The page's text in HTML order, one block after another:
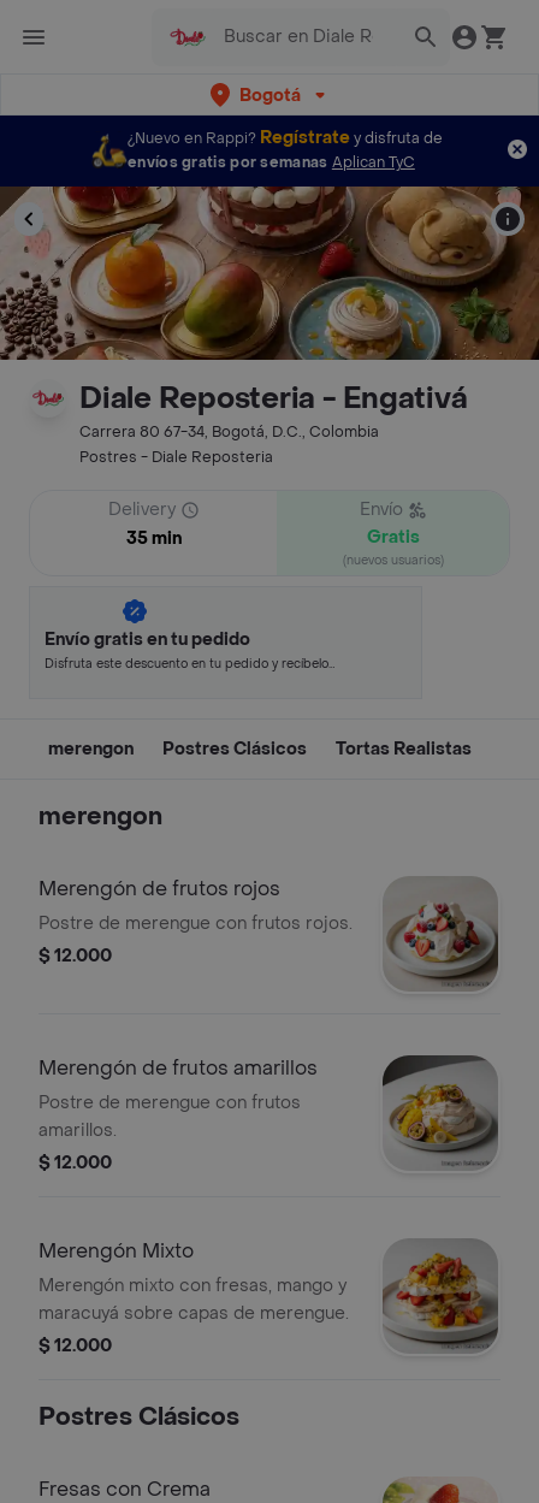
Bogotá
¿Nuevo en Rappi? Regístratey disfruta de
envíos gratis por semanas Aplican TyC
Diale Reposteria - Engativá
Carrera 80 67-34, Bogotá, D.C., Colombia
Postres - Diale Reposteria
Delivery
35 min
Envío
Gratis
(nuevos usuarios)
Envío gratis en tu pedido
Disfruta este descuento en tu pedido y recíbelo
merengon Postres Clásicos Tortas Realistas
merengon
Merengón de frutos rojos
Postre de merengue con frutos rojos.
$ 12.000
Merengón de frutos amarillos
Postre de merengue con frutos
amarillos.
$ 12.000
Merengón Mixto
Merengón mixto con fresas, mango y
maracuyá sobre capas de merengue.
$ 12.000
Postres Clásicos
Fresas con Crema